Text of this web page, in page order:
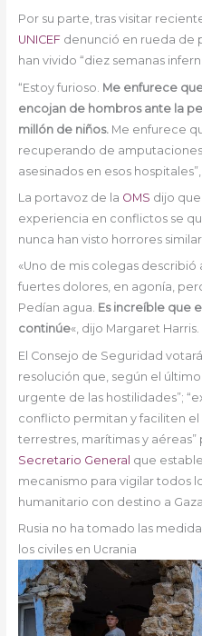
Por su parte, tras visitar
UNICEFdenunció en rueda de
han vivido “diez semanas
“Estoy furioso. Me enfurece
encojan de hombros ante la
millón de niños. Me enfurece
recuperando de
asesinados en esos
La portavoz de la OMS dijo
experiencia en conflictos se
nunca han visto horrores
«Uno de mis colegas
fuertes dolores, en agonía,
Pedían agua. Es increíble que
continúe«, dijo Margaret Harris.
El Consejo de Seguridad
resolución que, según el
urgente de las hostilidades”;
conflicto permitan y faciliten el
terrestres, marítimas y aéreas”
Secretario General que
mecanismo para vigilar todos
humanitario con destino a Gaza.
Rusia no ha tomado las
los civiles en Ucrania